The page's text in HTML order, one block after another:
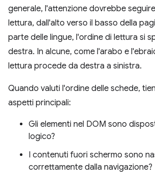
generale, l'attenzione dovrebbe
lettura, dall'alto verso il basso della
parte delle lingue, l'ordine di lettura si
destra. In alcune, come l'arabo e
lettura procede da destra a sinistra.
Quando valuti l'ordine delle schede,
aspetti principali:
Gli elementi nel DOM sono
logico?
I contenuti fuori schermo sono
correttamente dalla navigazione?